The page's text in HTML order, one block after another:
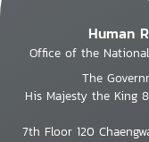
Human
Office of the
The
His Majesty the King
7th Floor 120